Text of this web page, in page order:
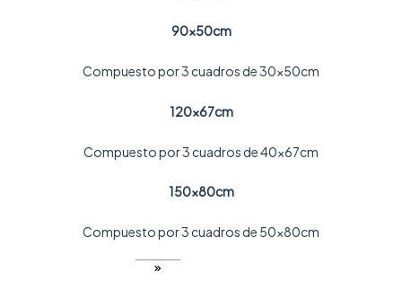
90x50cm
Compuesto por 3 cuadros de 30x50cm
120x67cm
Compuesto por 3 cuadros de 40x67cm
150x80cm
Compuesto por 3 cuadros de 50x80cm